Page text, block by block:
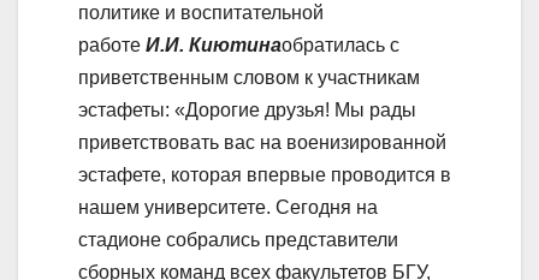
политике и воспитательной
работе И.И. Киютинаобратилась с
приветственным словом к участникам
эстафеты: «Дорогие друзья! Мы рады
приветствовать вас на военизированной
эстафете, которая впервые проводится в
нашем университете. Сегодня на
стадионе собрались представители
сборных команд всех факультетов БГУ,